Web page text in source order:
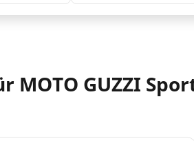
MOTO GUZZI